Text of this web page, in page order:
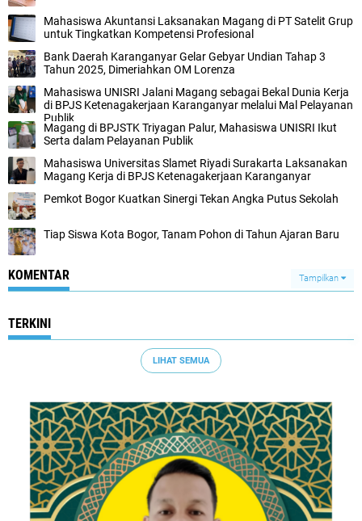
Mahasiswa Akuntansi Laksanakan Magang di PT Satelit Grup
untuk Tingkatkan Kompetensi Profesional
Bank Daerah Karanganyar Gelar Gebyar Undian Tahap 3
Tahun 2025, Dimeriahkan OM Lorenza
Mahasiswa UNISRI Jalani Magang sebagai Bekal Dunia Kerja
di BPJS Ketenagakerjaan Karanganyar melalui Mal Pelayanan
Publik
Magang di BPJSTK Triyagan Palur, Mahasiswa UNISRI Ikut
Serta dalam Pelayanan Publik
Mahasiswa Universitas Slamet Riyadi Surakarta Laksanakan
Magang Kerja di BPJS Ketenagakerjaan Karanganyar
Pemkot Bogor Kuatkan Sinergi Tekan Angka Putus Sekolah
Tiap Siswa Kota Bogor, Tanam Pohon di Tahun Ajaran Baru
KOMENTAR Tampilkan
TERKINI
LIHAT SEMUA